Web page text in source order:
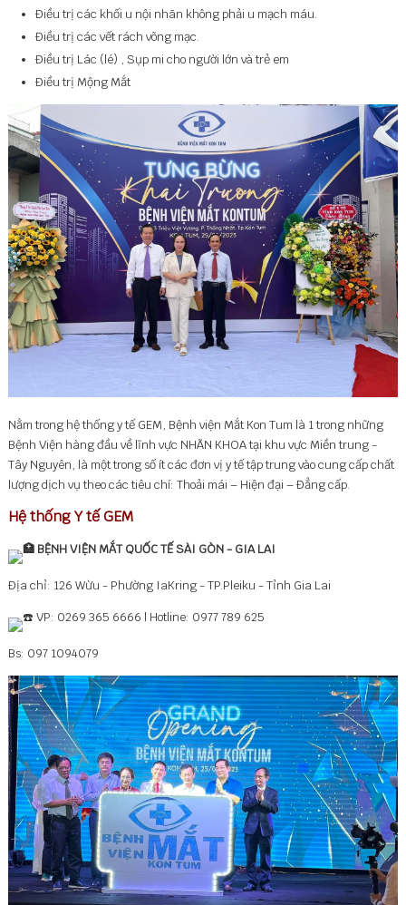
Điều trị các khối u nội nhãn không phải u mạch máu.
Điều trị các vết rách võng mạc.
Điều trị Lác (lé) , Sụp mi cho người lớn và trẻ em
Điều trị Mộng Mắt
Nằm trong hệ thống y tế GEM, Bệnh viện Mắt Kon Tum là 1 trong những
Bệnh Viện hàng đầu về lĩnh vực NHÃN KHOA tại khu vực Miền trung -
Tây Nguyên, là một trong số ít các đơn vị y tế tập trung vào cung cấp chất
lượng dịch vụ theo các tiêu chí: Thoải mái – Hiện đại – Đẳng cấp.
Hệ thống Y tế GEM
BỆNH VIỆN MẮT QUỐC TẾ SÀI GÒN - GIA LAI
Địa chỉ: 126 Wừu - Phường IaKring - TP.Pleiku - Tỉnh Gia Lai
VP: 0269 365 6666 | Hotline: 0977 789 625
Bs: 097 1094079